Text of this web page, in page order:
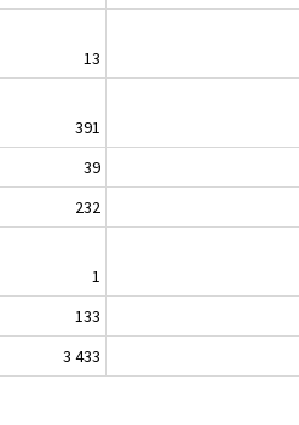
13
391
39
232
1
133
3 433